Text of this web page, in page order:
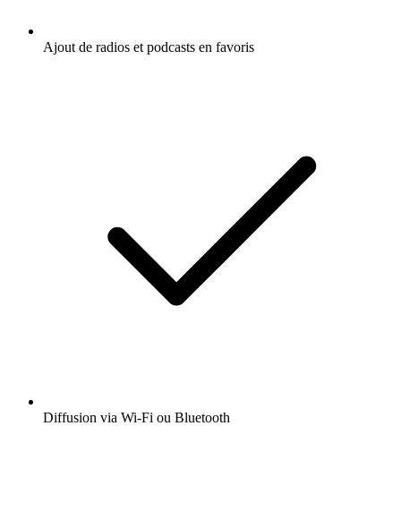
Ajout de radios et podcasts en favoris
Diffusion via Wi-Fi ou Bluetooth